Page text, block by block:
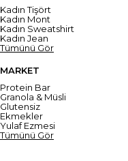
Kadın Tişört
Kadın Mont
Kadın Sweatshirt
Kadın Jean
Tümünü Gör
MARKET
Protein Bar
Granola & Müsli
Glutensiz
Ekmekler
Yulaf Ezmesi
Tümünü Gör